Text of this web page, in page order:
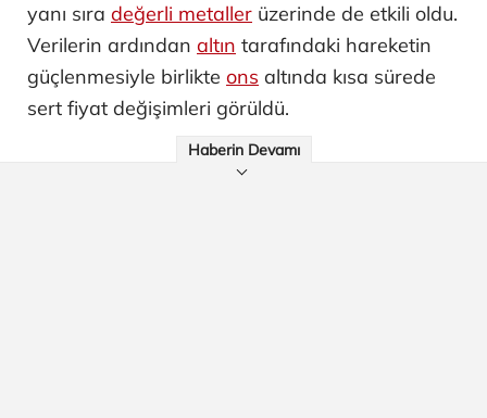
yanı sıra değerli metaller üzerinde de etkili oldu.
Verilerin ardından altın tarafındaki hareketin
güçlenmesiyle birlikte ons altında kısa sürede
sert fiyat değişimleri görüldü.
Haberin Devamı